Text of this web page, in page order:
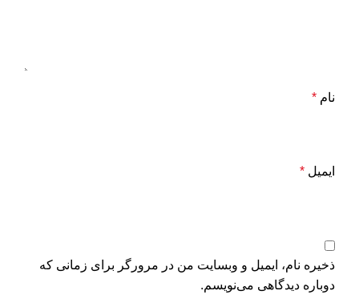
نام *
ایمیل *
ذخیره نام، ایمیل و وبسایت من در مرورگر برای زمانی که
دوباره دیدگاهی می‌نویسم.